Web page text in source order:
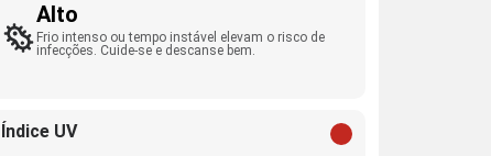
Alto
Frio intenso ou tempo instável elevam o risco de
infecções. Cuide-se e descanse bem.
Índice UV